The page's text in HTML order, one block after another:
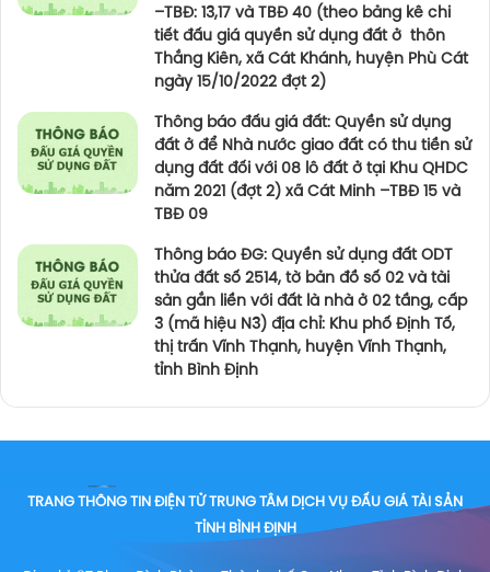
–TBĐ: 13,17 và TBĐ 40 (theo bảng kê chi
tiết đấu giá quyền sử dụng đất ở thôn
Thắng Kiên, xã Cát Khánh, huyện Phù Cát
ngày 15/10/2022 đợt 2)
Thông báo đấu giá đất: Quyền sử dụng
đất ở để Nhà nước giao đất có thu tiền sử
dụng đất đối với 08 lô đất ở tại Khu QHDC
năm 2021 (đợt 2) xã Cát Minh –TBĐ 15 và
TBĐ 09
Thông báo ĐG: Quyền sử dụng đất ODT
thửa đất số 2514, tờ bản đồ số 02 và tài
sản gắn liền với đất là nhà ở 02 tầng, cấp
3 (mã hiệu N3) địa chỉ: Khu phố Định Tố,
thị trấn Vĩnh Thạnh, huyện Vĩnh Thạnh,
tỉnh Bình Định
TRANG THÔNG TIN ĐIỆN TỬ TRUNG TÂM DỊCH VỤ ĐẤU GIÁ TÀI SẢN
TỈNH BÌNH ĐỊNH